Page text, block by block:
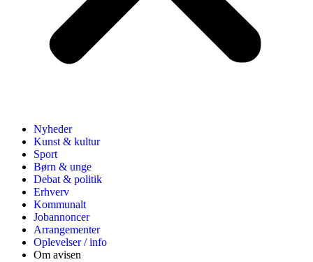
Nyheder
Kunst & kultur
Sport
Børn & unge
Debat & politik
Erhverv
Kommunalt
Jobannoncer
Arrangementer
Oplevelser / info
Om avisen